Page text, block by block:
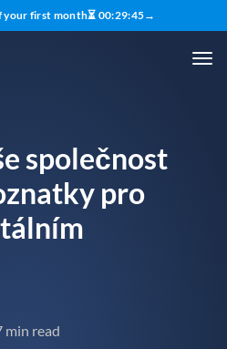
your first month⏳ 00:29:44→
společnost
pro
min read